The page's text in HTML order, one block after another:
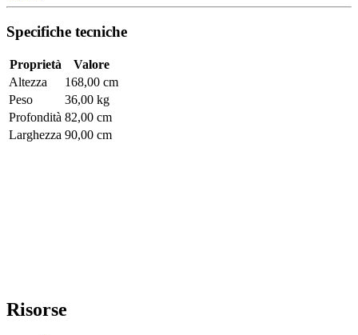
Specifiche tecniche
Proprietà
Valore
Altezza
168,00 cm
Peso
36,00 kg
Profondità 82,00 cm
Larghezza 90,00 cm
Risorse